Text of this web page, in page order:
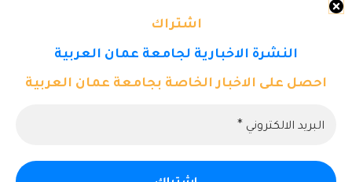
اشتراك
النشرة الاخبارية لجامعة عمان العربية
احصل على الاخبار الخاصة بجامعة عمان العربية